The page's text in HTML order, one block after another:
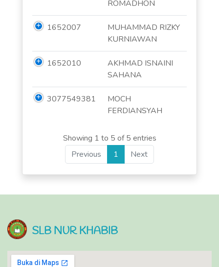
ROMADHON
1652007
MUHAMMAD RIZKY
KURNIAWAN
1652010
AKHMAD ISNAINI
SAHANA
3077549381
MOCH
FERDIANSYAH
Showing 1 to 5 of 5 entries
Previous
1 Next
SLB NUR KHABIB